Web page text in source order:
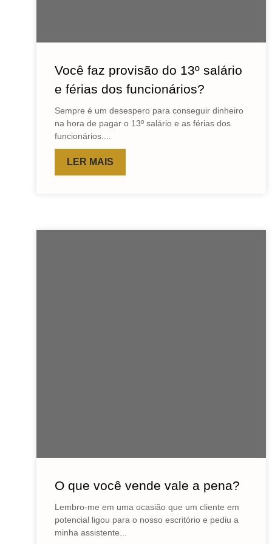
Você faz provisão do 13º salário
e férias dos funcionários?
Sempre é um desespero para conseguir dinheiro
na hora de pagar o 13º salário e as férias dos
funcionários....
LER MAIS
O que você vende vale a pena?
Lembro-me em uma ocasião que um cliente em
potencial ligou para o nosso escritório e pediu a
minha assistente...